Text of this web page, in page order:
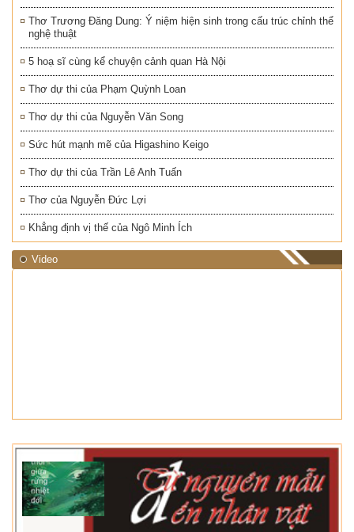
Thơ Trương Đăng Dung: Ý niệm hiện sinh trong cấu trúc chỉnh thể
nghệ thuật
5 hoạ sĩ cùng kể chuyện cảnh quan Hà Nội
Thơ dự thi của Phạm Quỳnh Loan
Thơ dự thi của Nguyễn Văn Song
Sức hút mạnh mẽ của Higashino Keigo
Thơ dự thi của Trần Lê Anh Tuấn
Thơ của Nguyễn Đức Lợi
Khẳng định vị thế của Ngô Minh Ích
Video